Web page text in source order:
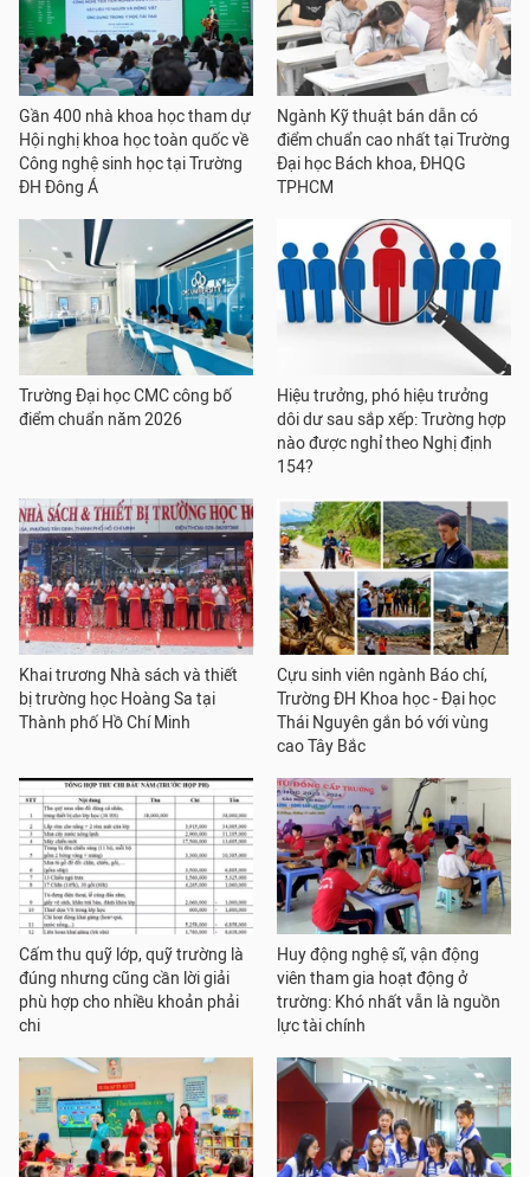
Gần 400 nhà khoa học tham dự
Hội nghị khoa học toàn quốc về
Công nghệ sinh học tại Trường
ĐH Đông Á
Ngành Kỹ thuật bán dẫn có
điểm chuẩn cao nhất tại Trường
Đại học Bách khoa, ĐHQG
TPHCM
Trường Đại học CMC công bố
điểm chuẩn năm 2026
Hiệu trưởng, phó hiệu trưởng
dôi dư sau sắp xếp: Trường hợp
nào được nghỉ theo Nghị định
154?
Khai trương Nhà sách và thiết
bị trường học Hoàng Sa tại
Thành phố Hồ Chí Minh
Cựu sinh viên ngành Báo chí,
Trường ĐH Khoa học - Đại học
Thái Nguyên gắn bó với vùng
cao Tây Bắc
Cấm thu quỹ lớp, quỹ trường là
đúng nhưng cũng cần lời giải
phù hợp cho nhiều khoản phải
chi
Huy động nghệ sĩ, vận động
viên tham gia hoạt động ở
trường: Khó nhất vẫn là nguồn
lực tài chính